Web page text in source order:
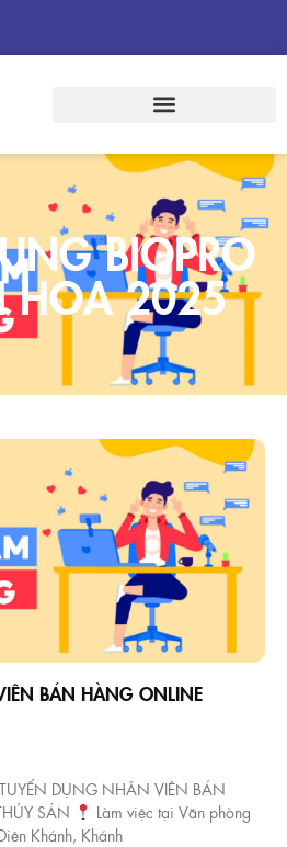
BIOPRO
HOA 2025
BÁN HÀNG ONLINE
DỤNG NHÂN VIÊN BÁN
SẢN
Làm việc tại Văn phòng
Khánh, Khánh